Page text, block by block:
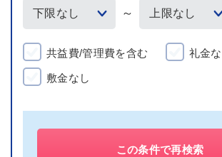
～
共益費/管理費を含む 礼金
敷金なし
この条件で再検索